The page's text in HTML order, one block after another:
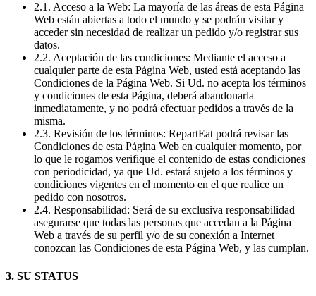
2.1. Acceso a la Web: La mayoría de las áreas de esta Página
Web están abiertas a todo el mundo y se podrán visitar y
acceder sin necesidad de realizar un pedido y/o registrar sus
datos.
2.2. Aceptación de las condiciones: Mediante el acceso a
cualquier parte de esta Página Web, usted está aceptando las
Condiciones de la Página Web. Si Ud. no acepta los términos
y condiciones de esta Página, deberá abandonarla
inmediatamente, y no podrá efectuar pedidos a través de la
misma.
2.3. Revisión de los términos: RepartEat podrá revisar las
Condiciones de esta Página Web en cualquier momento, por
lo que le rogamos verifique el contenido de estas condiciones
con periodicidad, ya que Ud. estará sujeto a los términos y
condiciones vigentes en el momento en el que realice un
pedido con nosotros.
2.4. Responsabilidad: Será de su exclusiva responsabilidad
asegurarse que todas las personas que accedan a la Página
Web a través de su perfil y/o de su conexión a Internet
conozcan las Condiciones de esta Página Web, y las cumplan.
3. SU STATUS